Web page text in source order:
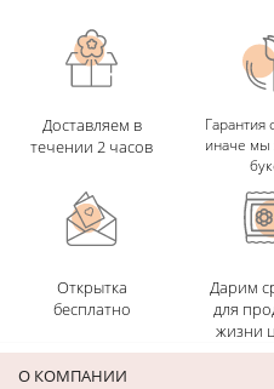
Доставляем в
течении 2 часов
Гарантия
иначе мы
Открытка
бесплатно
Дарим
для
жизни
О КОМПАНИИ